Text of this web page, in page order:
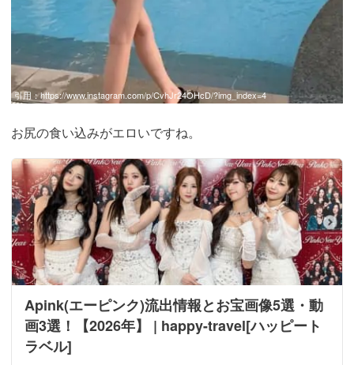
引用：https://www.instagram.com/p/CvhJr24OHcD/?img_index=4
お尻の食い込みがエロいですね。
Apink(エーピンク)流出情報とお宝画像5選・動
画3選！【2026年】 | happy-travel[ハッピート
ラベル]